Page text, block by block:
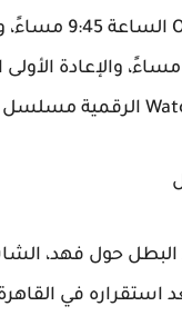
حول فهد،
استقراره في